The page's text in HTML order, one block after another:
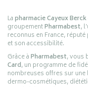
Lapharmacie Cayeux
groupementPharmabest,
reconnus en France,
et son accessibilité.
Grâce àPharmabest, vous
Card, un programme de
nombreuses offres sur
dermo-cosmétiques,